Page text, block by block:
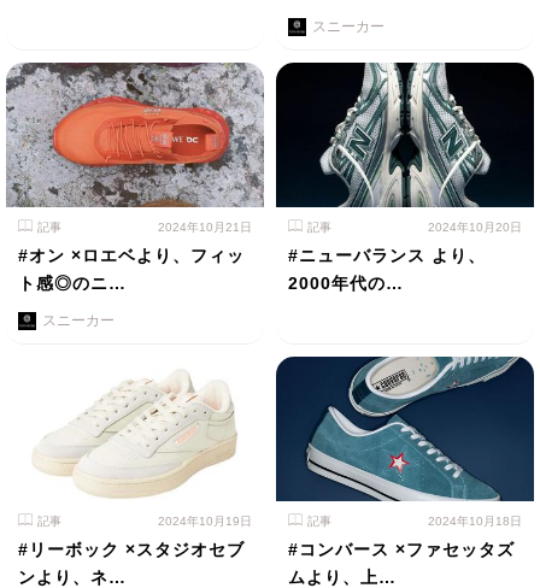
スニーカー
記事 2024年10月21日
#オン ×ロエベより、フィッ
ト感◎のニ…
スニーカー
記事 2024年10月20日
#ニューバランス より、
2000年代の…
記事 2024年10月19日
#リーボック ×スタジオセブ
ンより、ネ…
記事 2024年10月18日
#コンバース ×ファセッタズ
ムより、上…